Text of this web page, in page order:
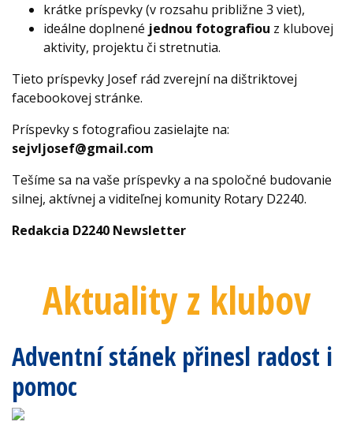
krátke príspevky (v rozsahu približne 3 viet),
ideálne doplnené jednou fotografiou z klubovej
aktivity, projektu či stretnutia.
Tieto príspevky Josef rád zverejní na dištriktovej
facebookovej stránke.
Príspevky s fotografiou zasielajte na:
sejvljosef@gmail.com
Tešíme sa na vaše príspevky a na spoločné budovanie
silnej, aktívnej a viditeľnej komunity Rotary D2240.
Redakcia D2240 Newsletter
Aktuality z klubov
Adventní stánek přinesl radost i
pomoc